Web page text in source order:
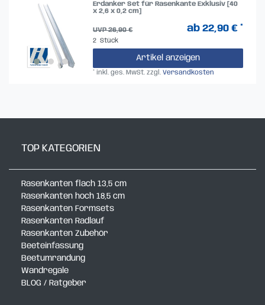
Erdanker Set für Rasenkante Exklusiv [40
x 2,6 x 0,2 cm]
UVP 26,90 € ab 22,90 € *
2 Stück
Artikel anzeigen
* inkl. ges. MwSt. zzgl.Versandkosten
TOP KATEGORIEN
Rasenkanten flach 13,5 cm
Rasenkanten hoch 18,5 cm
Rasenkanten Formsets
Rasenkanten Radlauf
Rasenkanten Zubehör
Beeteinfassung
Beetumrandung
Wandregale
BLOG / Ratgeber